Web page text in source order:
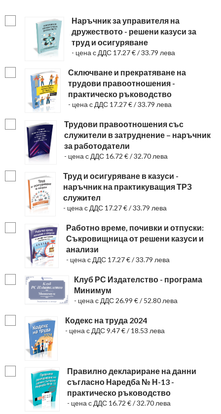
Наръчник за управителя на
дружеството - решени казуси за
труд и осигуряване
- цена с ДДС 17.27 € / 33.79 лева
Сключване и прекратяване на
трудови правоотношения -
практическо ръководство
- цена с ДДС 17.27 € / 33.79 лева
Трудови правоотношения със
служители в затруднение – наръчник
за работодатели
- цена с ДДС 16.72 € / 32.70 лева
Труд и осигуряване в казуси -
наръчник на практикуващия ТРЗ
служител
- цена с ДДС 17.27 € / 33.79 лева
Работно време, почивки и отпуски:
Съкровищница от решени казуси и
анализи
- цена с ДДС 17.27 € / 33.79 лева
Клуб РС Издателство - програма
Минимум
- цена с ДДС 26.99 € / 52.80 лева
Кодекс на труда 2024
- цена с ДДС 9.47 € / 18.53 лева
Правилно деклариране на данни
съгласно Наредба № Н-13 -
практическо ръководство
- цена с ДДС 16.72 € / 32.70 лева